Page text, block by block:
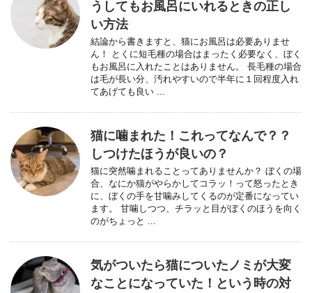
うしてもお風呂にいれるときの正し
い方法
結論から書きますと、猫にお風呂は必要ありませ
ん！ とくに短毛種の場合はまったく必要なく、ぼく
もお風呂に入れたことはありません。 長毛種の場合
は毛が長い分、汚れやすいので半年に１回程度入れ
てあげても良い ...
猫に噛まれた！これってなんで？？
しつけたほうが良いの？
猫に突然噛まれることってありませんか？ ぼくの場
合、なにか猫がやらかしてコラッ！って怒ったとき
に、ぼくの手を甘噛みしてくるのが定番になってい
ます。 甘噛しつつ、チラッと目がぼくのほうを向く
のがちょっと ...
気がついたら猫についたノミが大変
なことになっていた！という時の対